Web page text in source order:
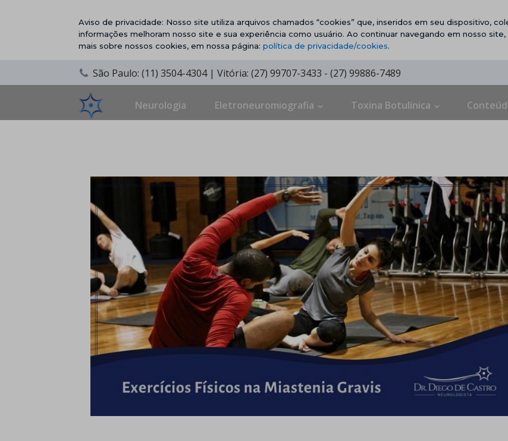
Aviso de privacidade: Nosso site utiliza arquivos chamados “cookies” que, inseridos em seu dispositivo,
informações melhoram nosso site e sua experiência como usuário. Ao continuar navegando em nosso
mais sobre nossos cookies, em nossa página: política de privacidade/cookies.
São Paulo: (11) 3504-4304 | Vitória: (27) 99707-3433 - (27) 99886-7489
Neurologia Eletroneuromiografia Toxina Botulínica